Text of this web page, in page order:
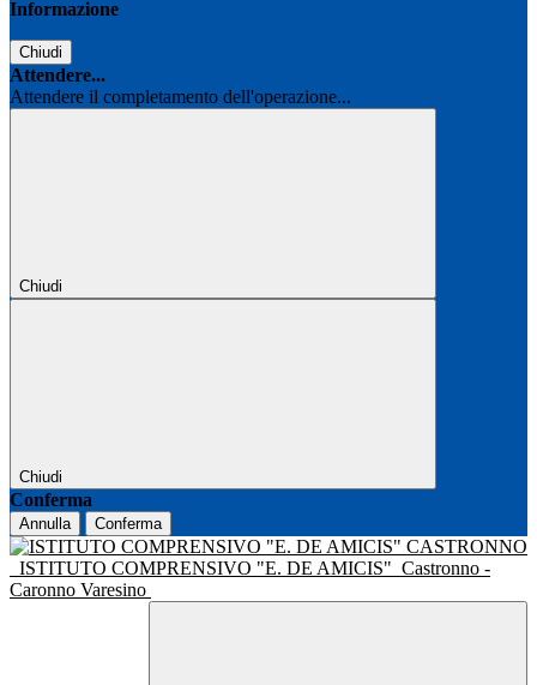
Informazione
Chiudi
Attendere...
Attendere il completamento dell'operazione...
Chiudi
Chiudi
Conferma
Annulla Conferma
ISTITUTO COMPRENSIVO "E. DE AMICIS" Castronno -
Caronno Varesino